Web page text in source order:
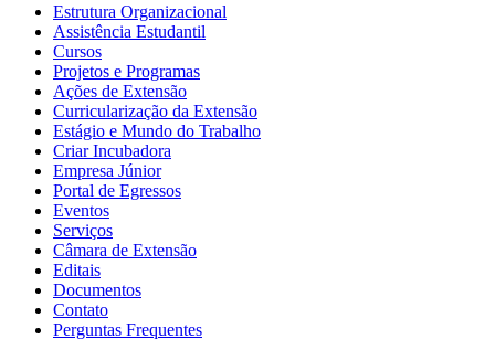
Estrutura Organizacional
Assistência Estudantil
Cursos
Projetos e Programas
Ações de Extensão
Curricularização da Extensão
Estágio e Mundo do Trabalho
Criar Incubadora
Empresa Júnior
Portal de Egressos
Eventos
Serviços
Câmara de Extensão
Editais
Documentos
Contato
Perguntas Frequentes